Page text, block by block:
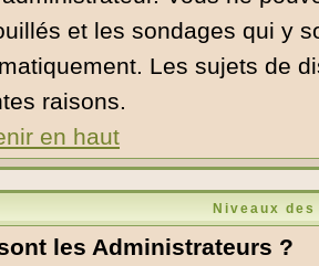
et les sondages qui y
Les sujets de
raisons.
en haut
Niveaux
les Administrateurs ?